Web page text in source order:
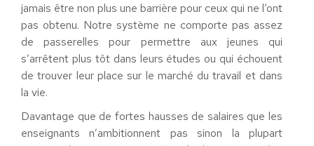
jamais être non plus une barrière pour ceux qui ne l’ont
pas obtenu. Notre système ne comporte pas assez
de passerelles pour permettre aux jeunes qui
s’arrêtent plus tôt dans leurs études ou qui échouent
de trouver leur place sur le marché du travail et dans
la vie.
Davantage que de fortes hausses de salaires que les
enseignants n’ambitionnent pas sinon la plupart